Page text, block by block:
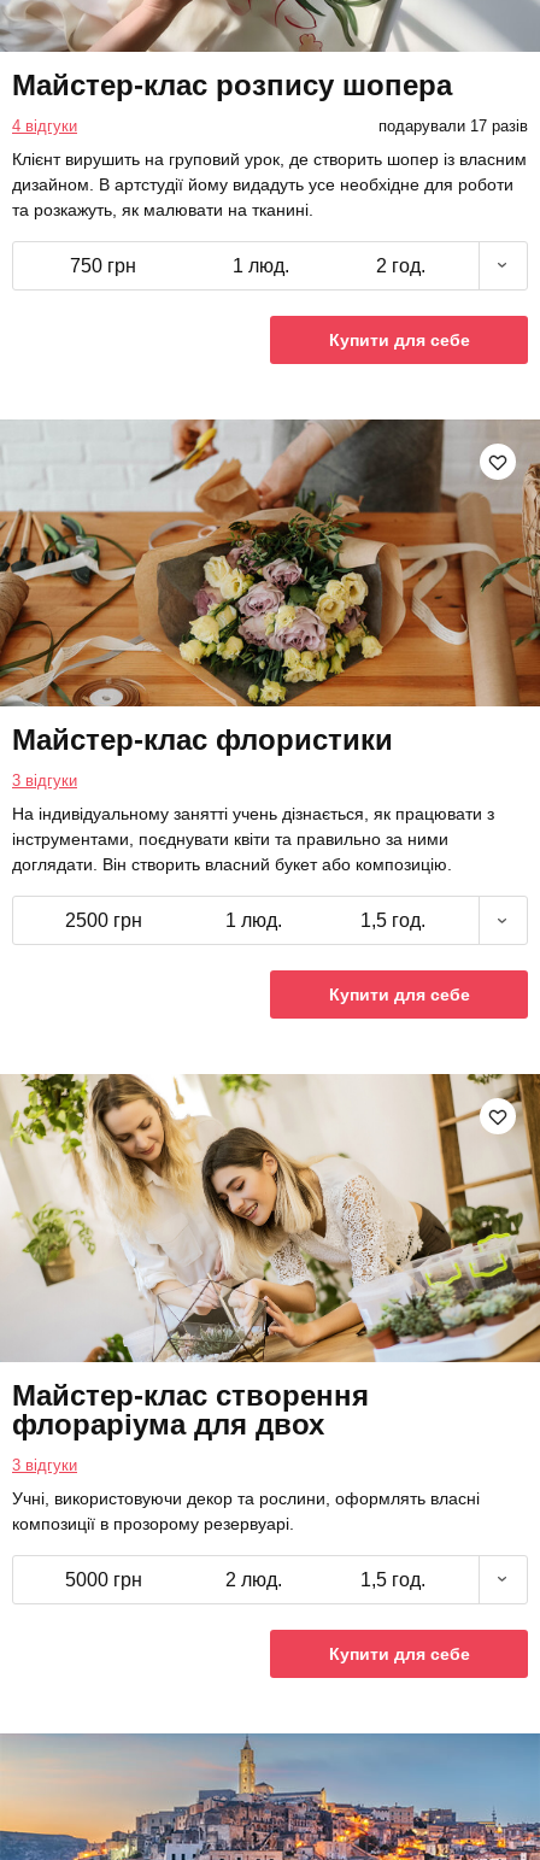
Майстер-клас розпису шопера
4 відгуки подарували 17 разів
Клієнт вирушить на груповий урок, де створить шопер із власним
дизайном. В артстудії йому видадуть усе необхідне для роботи
та розкажуть, як малювати на тканині.
750 грн 1 люд. 2 год.
Купити для себе
Майстер-клас флористики
3 відгуки
На індивідуальному занятті учень дізнається, як працювати з
інструментами, поєднувати квіти та правильно за ними
доглядати. Він створить власний букет або композицію.
2500 грн 1 люд. 1,5 год.
Купити для себе
Майстер-клас створення
флораріума для двох
3 відгуки
Учні, використовуючи декор та рослини, оформлять власні
композиції в прозорому резервуарі.
5000 грн 2 люд. 1,5 год.
Купити для себе